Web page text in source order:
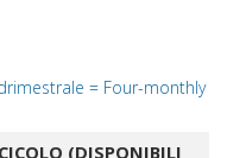
= Four-monthly
(DISPONIBILI